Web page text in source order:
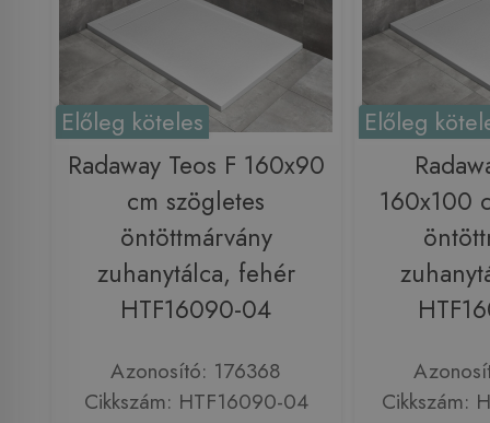
Előleg köteles
Radaway Teos F 160x90
cm szögletes
öntöttmárvány
zuhanytálca, fehér
HTF16090-04
Azonosító: 176368
Cikkszám: HTF16090-04
Előleg
160x100
Cikkszám: